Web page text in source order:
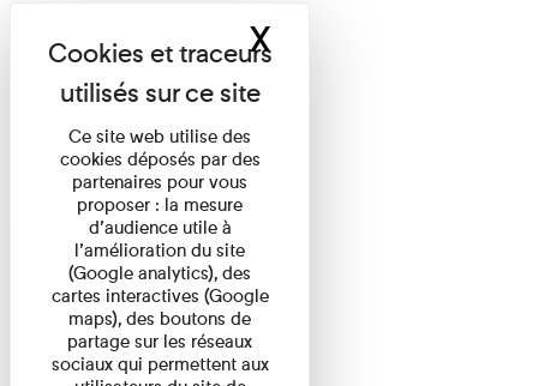
Ce site web utilise des
cookies déposés par des
partenaires pour vous
proposer : la mesure
d’audience utile à
l’amélioration du site
(Google analytics), des
cartes interactives (Google
maps), des boutons de
partage sur les réseaux
sociaux qui permettent aux
XMasquer le